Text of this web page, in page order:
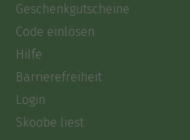
Geschenkgutscheine
Code einlösen
Hilfe
Barrierefreiheit
Login
Skoobe liest